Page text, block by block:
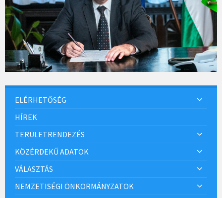
ELÉRHETŐSÉG
HÍREK
TERÜLETRENDEZÉS
KÖZÉRDEKŰ ADATOK
VÁLASZTÁS
NEMZETISÉGI ÖNKORMÁNYZATOK